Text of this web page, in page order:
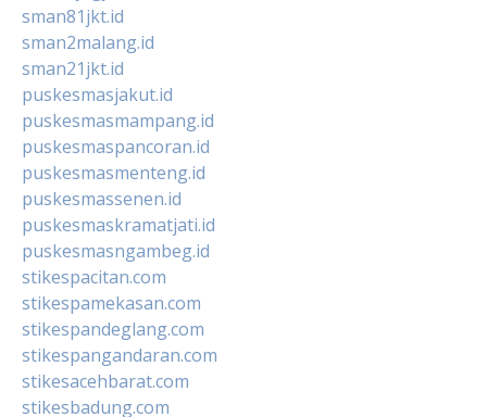
sman81jkt.id
sman2malang.id
sman21jkt.id
puskesmasjakut.id
puskesmasmampang.id
puskesmaspancoran.id
puskesmasmenteng.id
puskesmassenen.id
puskesmaskramatjati.id
puskesmasngambeg.id
stikespacitan.com
stikespamekasan.com
stikespandeglang.com
stikespangandaran.com
stikesacehbarat.com
stikesbadung.com